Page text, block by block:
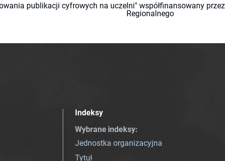
publikacji cyfrowych na uczelni" współfinansowany
Regionalnego
Indeksy
Wybrane indeksy:
Jednostka organizacyjna
Tytuł